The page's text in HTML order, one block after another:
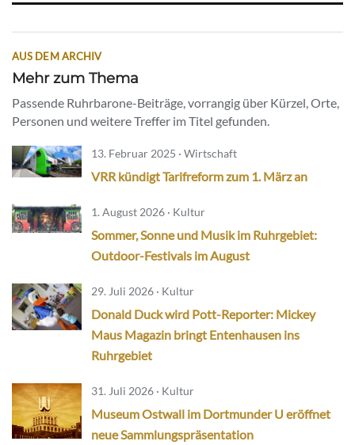
AUS DEM ARCHIV
Mehr zum Thema
Passende Ruhrbarone-Beiträge, vorrangig über Kürzel, Orte,
Personen und weitere Treffer im Titel gefunden.
13. Februar 2025 · Wirtschaft
VRR kündigt Tarifreform zum 1. März an
1. August 2026 · Kultur
Sommer, Sonne und Musik im Ruhrgebiet:
Outdoor-Festivals im August
29. Juli 2026 · Kultur
Donald Duck wird Pott-Reporter: Mickey
Maus Magazin bringt Entenhausen ins
Ruhrgebiet
31. Juli 2026 · Kultur
Museum Ostwall im Dortmunder U eröffnet
neue Sammlungspräsentation